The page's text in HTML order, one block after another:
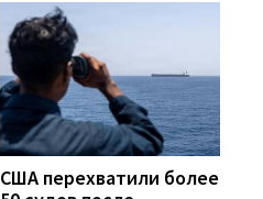
США перехватили более